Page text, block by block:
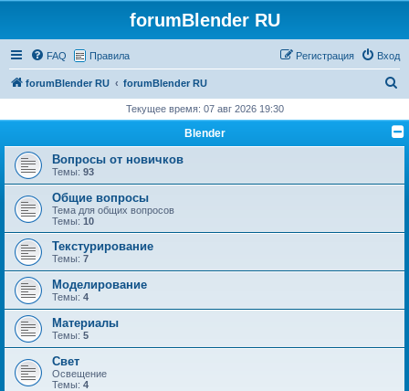
forumBlender RU
FAQ Правила Вход
Регистрация
forumBlender RU forumBlender RU
и
с
Текущее время: 07 авг 2026 19:30
Blender
Вопросы от новичков
Темы: 93
Общие вопросы
Тема для общих вопросов
Темы: 10
Текстурирование
Темы: 7
Моделирование
Темы: 4
Материалы
Темы: 5
Свет
Освещение
Темы: 4